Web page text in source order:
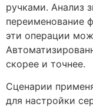
ручками. Анализ
переименование
эти операции
скорее и точнее.
Сценарии
для настройки